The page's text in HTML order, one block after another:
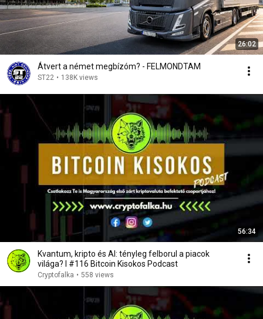
26:02
Átvert a német megbízóm? - FELMONDTAM
ST22 • 138K views
56:34
Kvantum, kripto és AI: tényleg felborul a piacok
világa? I #116 Bitcoin Kisokos Podcast
Cryptofalka • 558 views